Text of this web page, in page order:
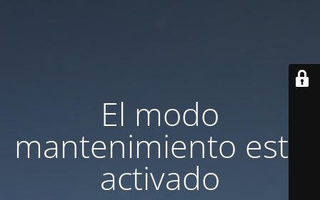
El modo
mantenimiento está
activado